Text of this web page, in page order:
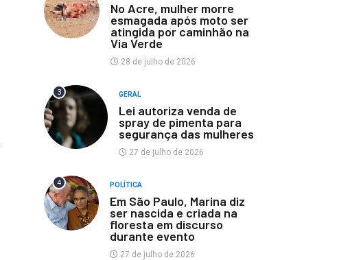
No Acre, mulher morre
esmagada após moto ser
atingida por caminhão na
Via Verde
28 de julho de 2026
3 GERAL
Lei autoriza venda de
spray de pimenta para
segurança das mulheres
27 de julho de 2026
4 POLÍTICA
Em São Paulo, Marina diz
ser nascida e criada na
floresta em discurso
durante evento
27 de julho de 2026